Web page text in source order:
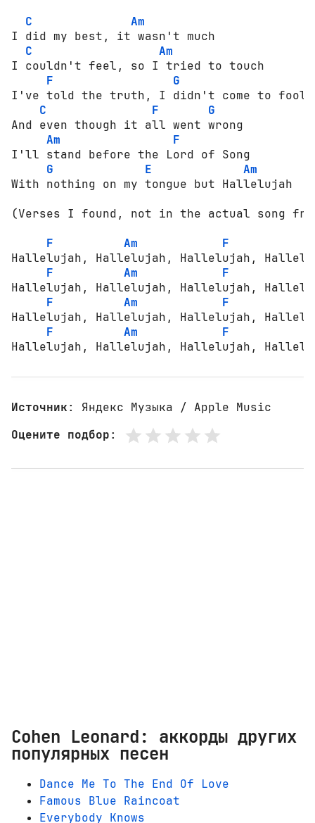
C
Am
I did my best, it wasn't much
C
Am
I couldn't feel, so I tried to touch
F
G
I've told the truth, I didn't come to fool
C
F
G
And even though it all went wrong
Am
F
I'll stand before the Lord of Song
G
E
Am
With nothing on my tongue but Hallelujah
(Verses I found, not in the actual song
F
Am F
Hallelujah, Hallelujah, Hallelujah, Hallelu
F
Am F
Hallelujah, Hallelujah, Hallelujah, Hallelu
F
Am F
Hallelujah, Hallelujah, Hallelujah, Hallelu
F
Am F
Hallelujah, Hallelujah, Hallelujah,
Источник: Яндекс Музыка / Apple Music
Оцените подбор:
Cohen Leonard: аккорды других
популярных песен
Dance Me To The End Of Love
Famous Blue Raincoat
Everybody Knows